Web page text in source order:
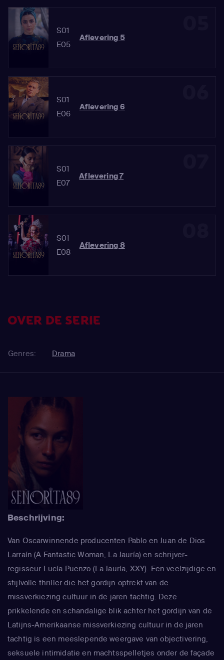
S01
E05
Aflevering 5
S01
E06
Aflevering 6
S01
E07
Aflevering 7
S01
E08
Aflevering 8
OVER DE SERIE
Genres: Drama
Beschrijving:
Van Oscarwinnende producenten Pablo en Juan de Dios
Larraín (A Fantastic Woman, La Jauría) en schrijver-
regisseur Lucía Puenzo (La Jauría, XXY). Een veelzijdige en
stijlvolle thriller die het gordijn optrekt van de
missverkiezing cultuur in de jaren tachtig. Deze
prikkelende en schandalige blik achter het gordijn van de
Latijns-Amerikaanse missverkiezing cultuur in de jaren
tachtig is een meeslepende weergave van objectivering,
seksuele intimidatie en machtsspelletjes onder de façade